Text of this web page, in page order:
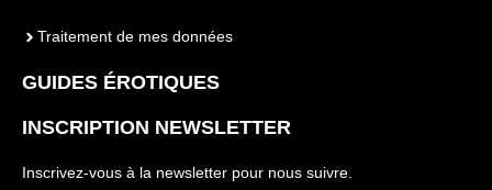
Traitement de mes données
GUIDES ÉROTIQUES
INSCRIPTION NEWSLETTER
Inscrivez-vous à la newsletter pour nous suivre.